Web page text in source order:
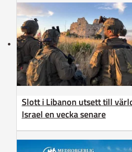
Slott i Libanon utsett till
Israel en vecka senare